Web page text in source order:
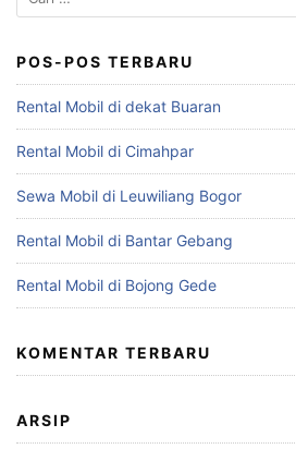
untuk:
POS-POS TERBARU
Rental Mobil di dekat Buaran
Rental Mobil di Cimahpar
Sewa Mobil di Leuwiliang Bogor
Rental Mobil di Bantar Gebang
Rental Mobil di Bojong Gede
KOMENTAR TERBARU
ARSIP